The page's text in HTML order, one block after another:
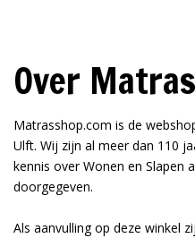
Over
Matrasshop.com is de
Ulft. Wij zijn al meer dan 110
kennis over Wonen en Slapen
doorgegeven.
Als aanvulling op deze winkel